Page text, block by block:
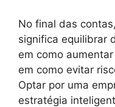
No final das
significa equilibrar
em como
em como evitar
Optar por uma
estratégia